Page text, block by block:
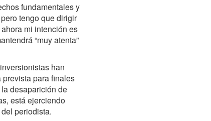
fundamentales y
tengo que dirigir
mi intención es
“muy atenta”
han
para finales
desaparición de
está ejerciendo
periodista.